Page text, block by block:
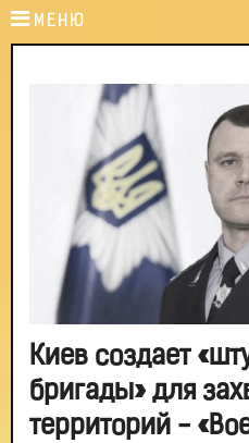
МЕНЮ
Киев создает
бригады» для
территорий -